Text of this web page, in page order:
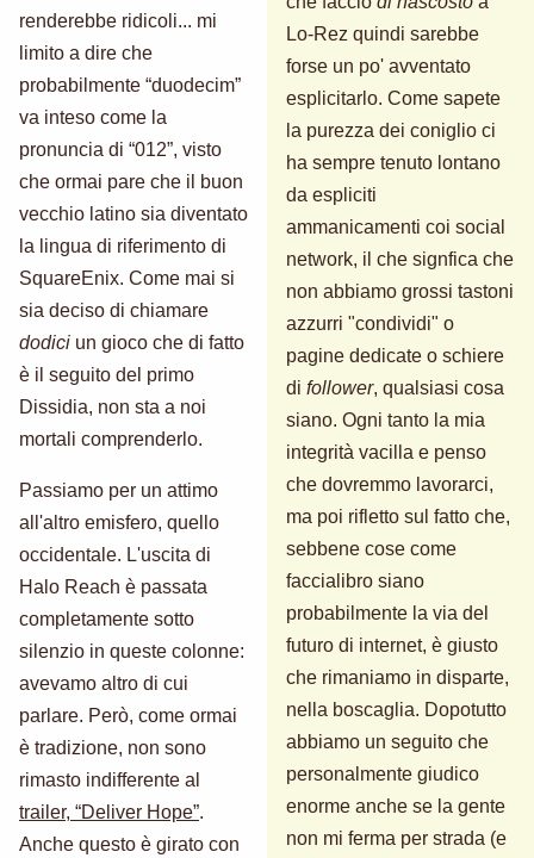
renderebbe ridicoli... mi
limito a dire che
probabilmente “duodecim”
va inteso come la
pronuncia di “012”, visto
che ormai pare che il buon
vecchio latino sia diventato
la lingua di riferimento di
SquareEnix. Come mai si
sia deciso di chiamare
dodici un gioco che di fatto
è il seguito del primo
Dissidia, non sta a noi
mortali comprenderlo.
Passiamo per un attimo
all'altro emisfero, quello
occidentale. L'uscita di
Halo Reach è passata
completamente sotto
silenzio in queste colonne:
avevamo altro di cui
parlare. Però, come ormai
è tradizione, non sono
rimasto indifferente al
trailer, “Deliver Hope”.
Anche questo è girato con
Lo-Rez quindi sarebbe
forse un po' avventato
esplicitarlo. Come sapete
la purezza dei coniglio ci
ha sempre tenuto lontano
da espliciti
ammanicamenti coi social
network, il che signfica che
non abbiamo grossi tastoni
azzurri "condividi" o
pagine dedicate o schiere
di follower, qualsiasi cosa
siano. Ogni tanto la mia
integrità vacilla e penso
che dovremmo lavorarci,
ma poi rifletto sul fatto che,
sebbene cose come
faccialibro siano
probabilmente la via del
futuro di internet, è giusto
che rimaniamo in disparte,
nella boscaglia. Dopotutto
abbiamo un seguito che
personalmente giudico
enorme anche se la gente
non mi ferma per strada (e